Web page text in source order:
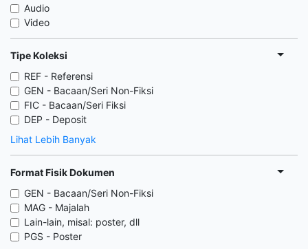
Audio
Video
Tipe Koleksi
REF - Referensi
GEN - Bacaan/Seri Non-Fiksi
FIC - Bacaan/Seri Fiksi
DEP - Deposit
Lihat Lebih Banyak
Format Fisik Dokumen
GEN - Bacaan/Seri Non-Fiksi
MAG - Majalah
Lain-lain, misal: poster, dll
PGS - Poster